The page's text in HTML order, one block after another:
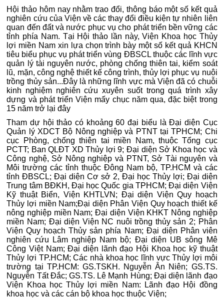
Hội thảo hôm nay nhằm trao đổi, thông báo một số kết quả
nghiên cứu của Viện về các thay đổi điều kiện tự nhiên liên
quan đến đất và nước phục vụ cho phát triển bền vững các
tỉnh phía Nam. Tại Hội thảo lần này, Viện Khoa học Thủy
lợi miền Nam xin lựa chọn trình bày một số kết quả KHCN
tiêu biểu phục vụ phát triển vùng ĐBSCL thuộc các lĩnh vực
quản lý tài nguyên nước, phòng chống thiên tai, kiểm soát
lũ, mặn, công nghệ thiết kế công trình, thủy lợi phục vụ nuôi
trồng thủy sản...Đây là những lĩnh vực mà Viện đã có chuỗi
kinh nghiệm nghiên cứu xuyên suốt trong quá trình xây
dựng và phát triển Viện mấy chục năm qua, đặc biệt trong
15 năm trở lại đây
Tham dự hội thảo có khoảng 60 đại biểu là Đại diện Cục
Quản lý XDCT Bộ Nông nghiệp và PTNT tại TPHCM; Chi
cục Phòng, chống thiên tai miền Nam, thuộc Tổng cục
PCTT; Ban QLĐT XD Thủy lợi 9; Đại diện Sở Khoa học và
Công nghệ, Sở Nông nghiệp và PTNT, Sở Tài nguyên và
Môi trường các tỉnh thuộc Đông Nam bộ, TP.HCM và các
tỉnh ĐBSCL; Đại diện Cơ sở 2, Đại học Thủy lợi; Đại diện
Trung tâm BĐKH, Đại học Quốc gia TPHCM; Đại diện Viện
Kỹ thuật Biển, Viện KHTLVN; Đại diện Viện Quy hoạch
Thủy lợi miền Nam;Đại diện Phân Viện Quy hoạch thiết kế
nông nghiệp miền Nam; Đại diện Viện KHKT Nông nghiệp
miền Nam; Đại diện Viện NC nuôi trồng thủy sản 2; Phân
Viện Quy hoạch Thủy sản phía Nam; Đại diện Phân viên
nghiên cứu Lâm nghiệp Nam bộ; Đại diện UB sông Mê
Công Việt Nam; Đại diện lãnh đạo Hội Khoa học kỹ thuật
Thủy lợi TP.HCM; Các nhà khoa học lĩnh vực Thủy lợi môi
trường tại TP.HCM: GS.TSKH. Nguyễn Ân Niên; GS.TS.
Nguyễn Tất Đắc; GS.TS. Lê Mạnh Hùng; Đại diện lãnh đạo
Viện Khoa học Thủy lợi miền Nam: Lãnh đạo Hội đồng
khoa học và các cán bộ khoa học thuộc Viện;